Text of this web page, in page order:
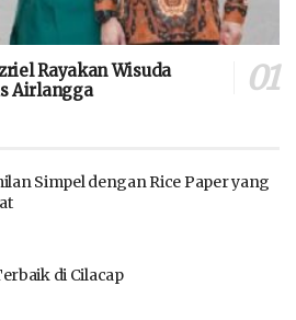
Rayakan Wisuda
Airlangga
Simpel dengan Rice Paper yang
di Cilacap